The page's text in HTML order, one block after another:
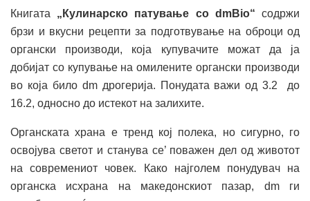
Книгата „Кулинарско патување со dmBio“ содржи
брзи и вкусни рецепти за подготвување на оброци од
органски производи, која купувачите можат да ја
добијат со купување на омилените органски производи
во која било dm дрогерија. Понудата важи од 3.2 до
16.2, односно до истекот на залихите.
Органската храна е тренд кој полека, но сигурно, го
освојува светот и станува се’ поважен дел од животот
на современиот човек. Како најголем понудувач на
органска исхрана на македонскиот пазар, dm ги